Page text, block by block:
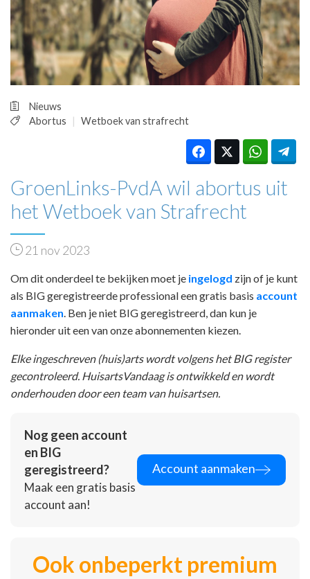
PRAKTIJKZAKEN
TARIEVEN
VPHUISARTSEN
MEDISCHE VAKHANDEL
REGISTRATIE
Nieuws
Abortus
Wetboek van strafrecht
GroenLinks-PvdA wil abortus uit
het Wetboek van Strafrecht
21 nov 2023
Om dit onderdeel te bekijken moet je ingelogd zijn of je kunt
als BIG geregistreerde professional een gratis basis account
aanmaken . Ben je niet BIG geregistreerd, dan kun je
hieronder uit een van onze abonnementen kiezen.
Elke ingeschreven (huis)arts wordt volgens het BIG register
gecontroleerd. HuisartsVandaag is ontwikkeld en wordt
onderhouden door een team van huisartsen.
Nog geen account
en BIG
geregistreerd?
Maak een gratis basis
account aan!
Account aanmaken
Ook onbeperkt premium